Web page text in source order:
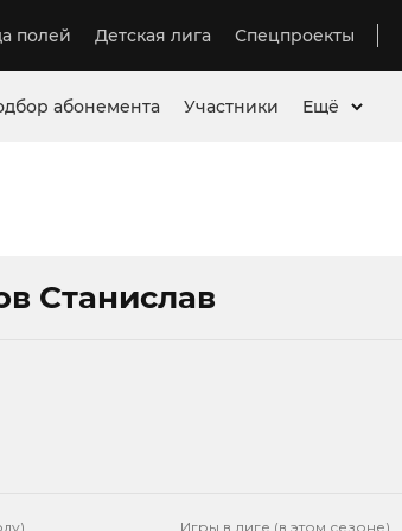
полей Детская лига Спецпроекты
абонемента Участники Ещё
Станислав
Игры в лиге (в этом сезоне)